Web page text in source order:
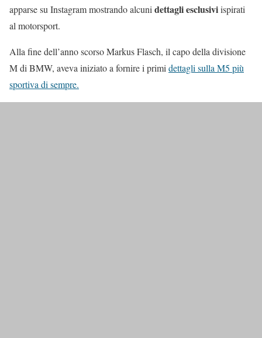
apparse su Instagram mostrando alcuni dettagli esclusiviispirati
al motorsport.
Alla fine dell’anno scorso Markus Flasch, il capo della divisione
M di BMW, aveva iniziato a fornire i primi dettagli sulla M5 più
sportiva di sempre.